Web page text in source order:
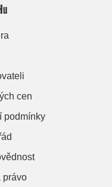
cen
podmínky
právo